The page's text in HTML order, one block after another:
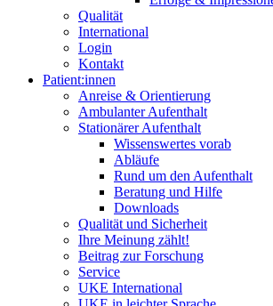
Qualität
International
Login
Kontakt
Patient:innen
Anreise & Orientierung
Ambulanter Aufenthalt
Stationärer Aufenthalt
Wissenswertes vorab
Abläufe
Rund um den Aufenthalt
Beratung und Hilfe
Downloads
Qualität und Sicherheit
Ihre Meinung zählt!
Beitrag zur Forschung
Service
UKE International